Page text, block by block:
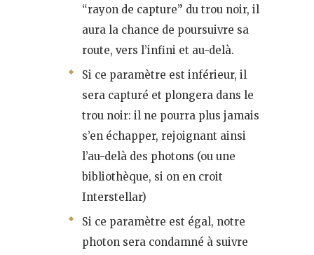
“rayon de capture” du trou noir, il
aura la chance de poursuivre sa
route, vers l’infini et au-delà.
Si ce paramètre est inférieur, il
sera capturé et plongera dans le
trou noir: il ne pourra plus jamais
s’en échapper, rejoignant ainsi
l’au-delà des photons (ou une
bibliothèque, si on en croit
Interstellar)
Si ce paramètre est égal, notre
photon sera condamné à suivre